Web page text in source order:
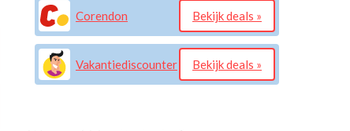
Corendon Bekijk deals »
Vakantiediscounter Bekijk deals »